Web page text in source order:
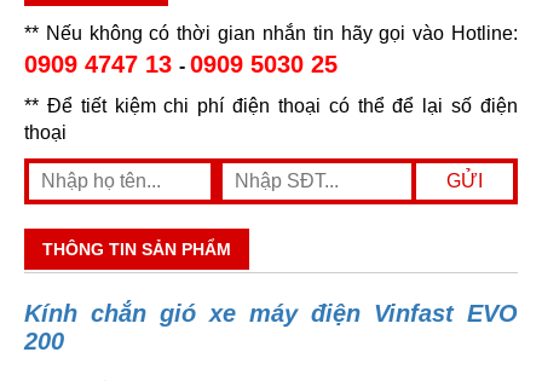
** Nếu không có thời gian nhắn tin hãy gọi vào Hotline:
0909 4747 13 - 0909 5030 25
** Để tiết kiệm chi phí điện thoại có thể để lại số điện
thoại
THÔNG TIN SẢN PHẨM
Kính chắn gió xe máy điện Vinfast EVO
200